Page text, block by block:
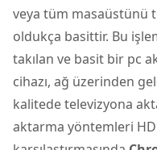
veya tüm masaüstünü
oldukça basittir. Bu
takılan ve basit bir pc
cihazı, ağ üzerinden
kalitede televizyona
aktarma yöntemleri